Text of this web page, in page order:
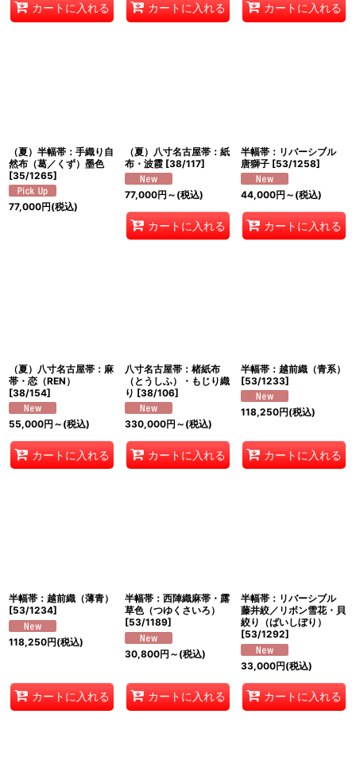
カートに入れる カートに入れる カートに入れる
（夏）半幅帯：手織り自
然布（葛／くず）墨色
[35/1265]
77,000円(税込)
（夏）八寸名古屋帯：紙
布・波霞 [38/117]
77,000円 ～ (税込)
カートに入れる
半幅帯：リバーシブル
唐獅子 [53/1258]
44,000円 ～ (税込)
カートに入れる
（夏）八寸名古屋帯：麻
帯・恋（REN）
[38/154]
55,000円 ～ (税込)
カートに入れる
八寸名古屋帯：楮紙布
（とうしふ）・もじり織
り [38/106]
330,000円 ～ (税込)
カートに入れる
半幅帯：越前織（青系）
[53/1233]
118,250円(税込)
カートに入れる
半幅帯：越前織（薄青）
[53/1234]
118,250円(税込)
カートに入れる
半幅帯：西陣織麻帯・露
草色（つゆくさいろ）
[53/1189]
30,800円 ～ (税込)
カートに入れる
半幅帯：リバーシブル
藤井絞／リボン雪花・貝
絞り（ばいしぼり）
[53/1292]
33,000円(税込)
カートに入れる